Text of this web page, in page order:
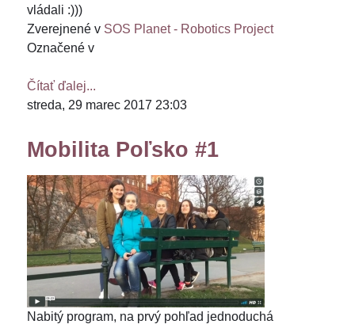
vládali :)))
Zverejnené v SOS Planet - Robotics Project
Označené v
Čítať ďalej...
streda, 29 marec 2017 23:03
Mobilita Poľsko #1
Nabitý program, na prvý pohľad jednoduchá